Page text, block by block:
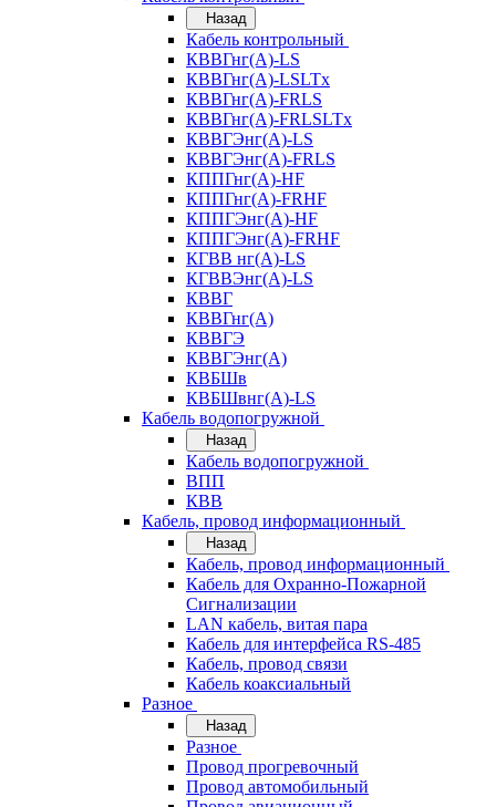
Назад
Кабель контрольный
КВВГнг(А)-LS
КВВГнг(А)-LSLTx
КВВГнг(А)-FRLS
КВВГнг(А)-FRLSLTx
КВВГЭнг(А)-LS
КВВГЭнг(А)-FRLS
КППГнг(А)-HF
КППГнг(А)-FRHF
КППГЭнг(А)-HF
КППГЭнг(А)-FRHF
КГВВ нг(А)-LS
КГВВЭнг(А)-LS
КВВГ
КВВГнг(А)
КВВГЭ
КВВГЭнг(А)
КВБШв
КВБШвнг(А)-LS
Кабель водопогружной
Назад
Кабель водопогружной
ВПП
КВВ
Кабель, провод информационный
Назад
Кабель, провод информационный
Кабель для Охранно-Пожарной
Сигнализации
LAN кабель, витая пара
Кабель для интерфейса RS-485
Кабель, провод связи
Кабель коаксиальный
Разное
Назад
Разное
Провод прогревочный
Провод автомобильный